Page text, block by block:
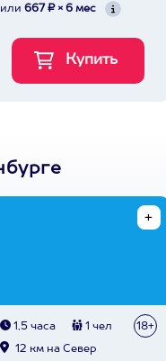
или 667 ₽ × 6 мес
1,5 часа 1 чел 18+
12 км на Север